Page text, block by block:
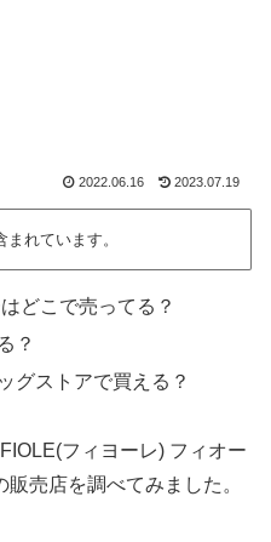
2022.06.16 2023.07.19
れています。
どこで売ってる？
？
グストアで買える？
フィヨーレ) フィオー
売店を調べてみました。